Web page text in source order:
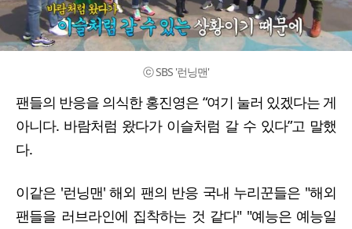
ⓒ SBS '런닝맨'
팬들의 반응을 의식한 홍진영은 “여기 눌러 있겠다는 게
아니다. 바람처럼 왔다가 이슬처럼 갈 수 있다”고 말했
다.
이같은 '런닝맨' 해외 팬의 반응 국내 누리꾼들은 "해외
팬들을 러브라인에 집착하는 것 같다" "예능은 예능일